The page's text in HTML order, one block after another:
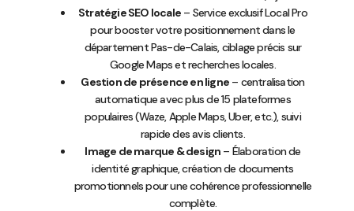
Stratégie SEO locale – Service exclusif Local Pro
pour booster votre positionnement dans le
département Pas-de-Calais, ciblage précis sur
Google Maps et recherches locales.
Gestion de présence en ligne – centralisation
automatique avec plus de 15 plateformes
populaires (Waze, Apple Maps, Uber, etc.), suivi
rapide des avis clients.
Image de marque & design – Élaboration de
identité graphique, création de documents
promotionnels pour une cohérence professionnelle
complète.